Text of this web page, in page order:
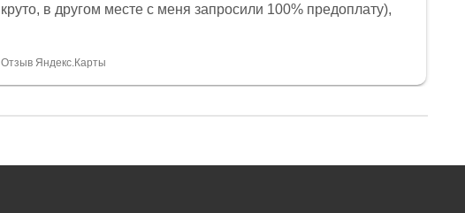
круто, в другом месте с меня запросили 100% предоплату),
спасибо отдельное, всегда на связи, очень детально всё
Отзыв Яндекс.Карты